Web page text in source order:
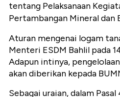
tentang Pelaksanaan
Pertambangan Mineral dan
Aturan mengenai logam
Menteri ESDM Bahlil pada
Adapun intinya,
akan diberikan kepada
Sebagai uraian, dalam